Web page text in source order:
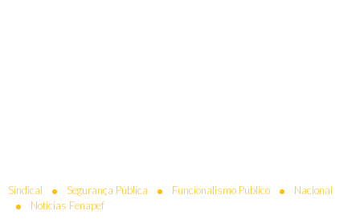
Sindical Segurança Pública Funcionalismo Público
Nacional
Notícias Fenapef